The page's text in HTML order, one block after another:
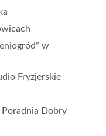
w
Fryzjerskie
Poradnia Dobry